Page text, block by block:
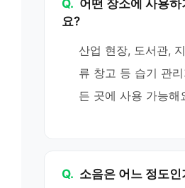
Q. 어떤 장소에 사용
요?
산업 현장, 도서관,
류 창고 등 습기 관
든 곳에 사용 가능해
Q. 소음은 어느 정도인